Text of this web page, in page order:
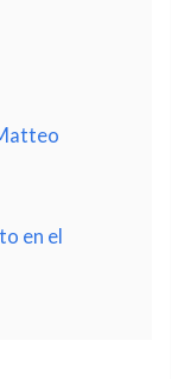
en el